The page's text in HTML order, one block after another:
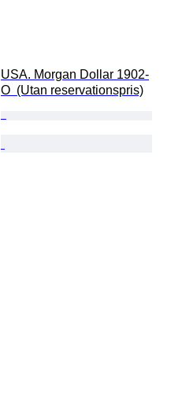
USA. Morgan Dollar 1902-
O  (Utan reservationspris)